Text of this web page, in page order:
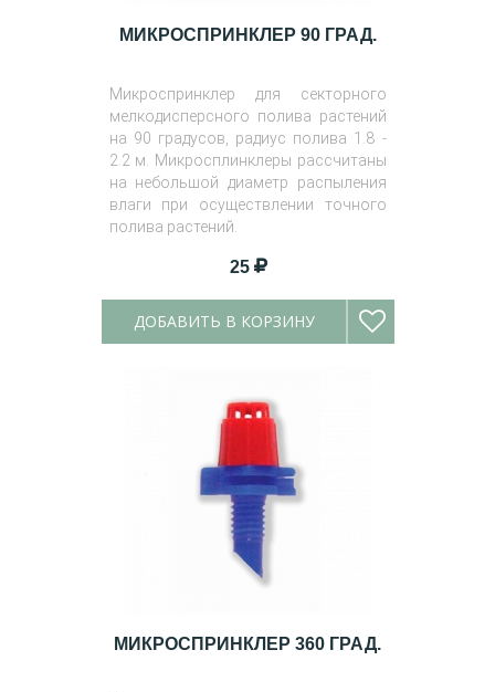
МИКРОСПРИНКЛЕР 90 ГРАД.
Микроспринклер для секторного
мелкодисперсного полива растений
на 90 градусов, радиус полива 1.8 -
2.2 м. Микросплинклеры рассчитаны
на небольшой диаметр распыления
влаги при осуществлении точного
полива растений.
25
ДОБАВИТЬ В КОРЗИНУ
МИКРОСПРИНКЛЕР 360 ГРАД.